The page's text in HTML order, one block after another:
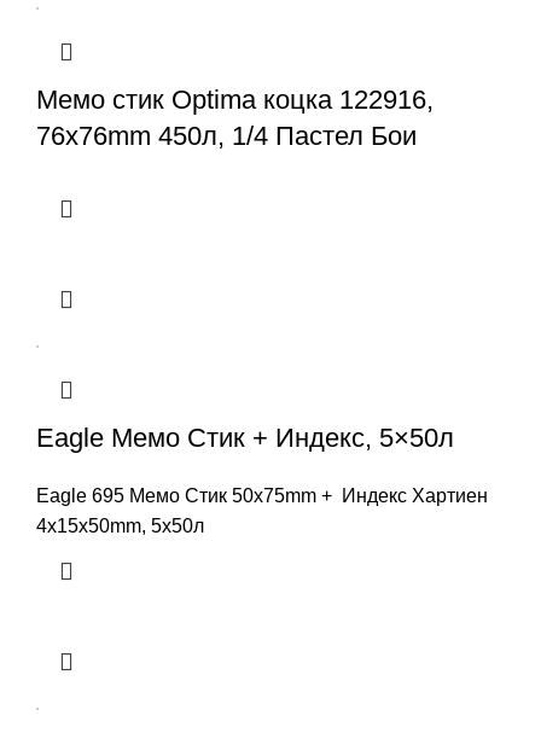
Мемо стик Optima коцка 122916,
76x76mm 450л, 1/4 Пастел Бои
Eagle Мемо Стик + Индекс, 5×50л
Eagle 695 Мемо Стик 50x75mm + Индекс Хартиен
4x15x50mm, 5x50л